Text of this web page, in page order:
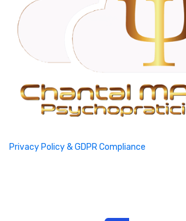
Privacy Policy & GDPR Compliance